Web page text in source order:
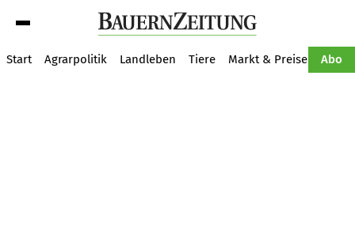
Start Agrarpolitik Landleben Tiere Markt & Preise Abo